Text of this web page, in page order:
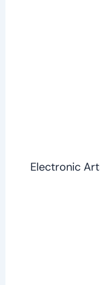
Electronic